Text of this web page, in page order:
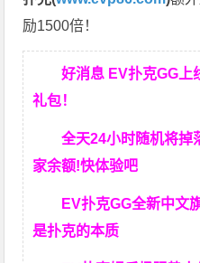
励1500倍！
好消息 EV扑克GG上
礼包！
全天24小时随机将掉
家余额!快体验吧
EV扑克GG全新中文
是扑克的本质